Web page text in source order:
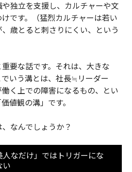
独立を支援し、カルチャーや文
です。（猛烈カルチャーは若い
歳とると刺さりにくい、という
要な話です。それは、大きな
でいう溝とは、社長≒リーダー
く上での障害になるもの、とい
値観の溝」です。
なんでしょうか？
人なだけ」ではトリガーにな
い